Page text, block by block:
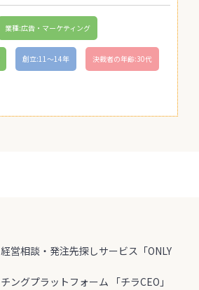
業種:広告・マーケティング
創立:11〜14年 決裁者の年齢:30代
営相談・発注先探しサービス「ONLY
ングプラットフォーム 「チラCEO」